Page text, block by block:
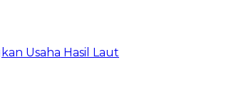
Usaha Hasil Laut